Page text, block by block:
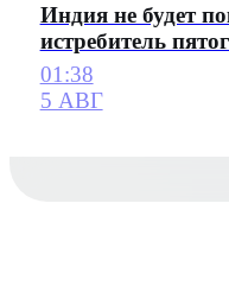
Индия не будет
истребитель
01:38
5 АВГ